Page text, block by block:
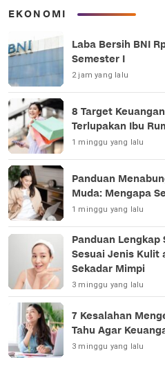
EKONOMI
Laba Bersih BNI
Semester I
2 jam yang lalu
8 Target
Terlupakan Ibu
1 minggu yang lalu
Panduan
Muda: Mengapa
1 minggu yang lalu
Panduan Lengkap
Sesuai Jenis Kulit
Sekadar Mimpi
3 minggu yang lalu
7 Kesalahan
Tahu Agar
3 minggu yang lalu